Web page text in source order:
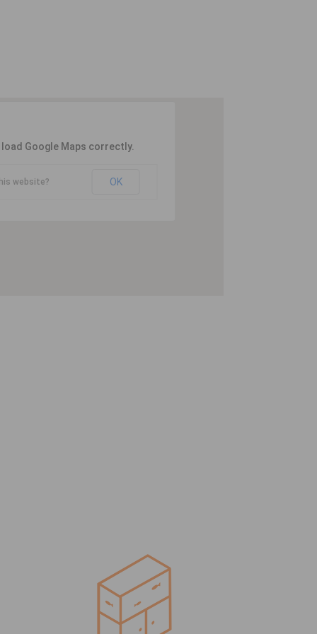
Google Maps correctly.
website? OK